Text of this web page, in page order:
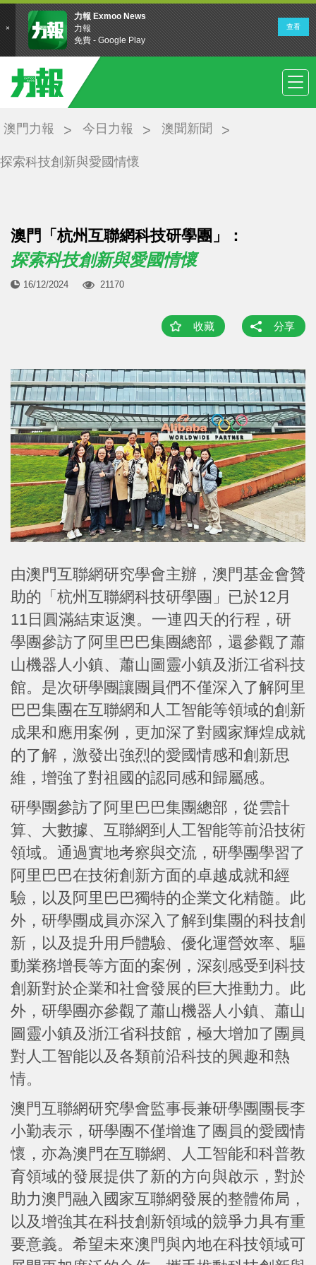
澳門力報 今日力報 澳聞新聞
探索科技創新與愛國情懷
澳門「杭州互聯網科技研學團」：
探索科技創新與愛國情懷
16/12/2024 21170
收藏 分享
由澳門互聯網研究學會主辦，澳門基金會贊
助的「杭州互聯網科技研學團」已於12月
11日圓滿結束返澳。一連四天的行程，研
學團參訪了阿里巴巴集團總部，還參觀了蕭
山機器人小鎮、蕭山圖靈小鎮及浙江省科技
館。是次研學團讓團員們不僅深入了解阿里
巴巴集團在互聯網和人工智能等領域的創新
成果和應用案例，更加深了對國家輝煌成就
的了解，激發出強烈的愛國情感和創新思
維，增強了對祖國的認同感和歸屬感。
研學團參訪了阿里巴巴集團總部，從雲計
算、大數據、互聯網到人工智能等前沿技術
領域。通過實地考察與交流，研學團學習了
阿里巴巴在技術創新方面的卓越成就和經
驗，以及阿里巴巴獨特的企業文化精髓。此
外，研學團成員亦深入了解到集團的科技創
新，以及提升用戶體驗、優化運營效率、驅
動業務增長等方面的案例，深刻感受到科技
創新對於企業和社會發展的巨大推動力。此
外，研學團亦參觀了蕭山機器人小鎮、蕭山
圖靈小鎮及浙江省科技館，極大增加了團員
對人工智能以及各類前沿科技的興趣和熱
情。
澳門互聯網研究學會監事長兼研學團團長李
小勤表示，研學團不僅增進了團員的愛國情
懷，亦為澳門在互聯網、人工智能和科普教
育領域的發展提供了新的方向與啟示，對於
助力澳門融入國家互聯網發展的整體佈局，
以及增強其在科技創新領域的競爭力具有重
要意義。希望未來澳門與內地在科技領域可